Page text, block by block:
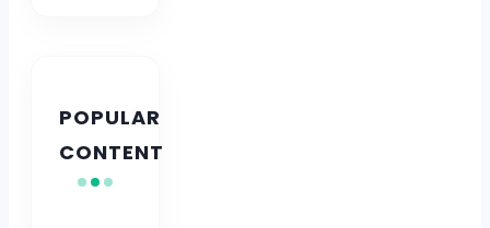
POPULAR
CONTENT